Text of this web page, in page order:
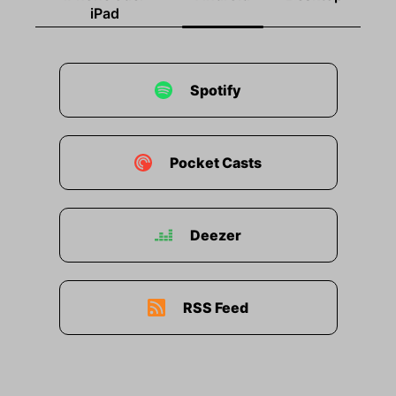
00:01:48: Die werden wir glaube ich dieses Mal
auch mal auslassen ne?
00:01:51: Ach, ich dachte wir machen wieder
00:01:54: Gibt es Neuigkeiten?
00:01:55: Gibt's neue Sachen daraus?
00:01:56: Du
00:01:56: kannst mich schon direkt damit
iPad
Spotify
Pocket Casts
Deezer
RSS Feed